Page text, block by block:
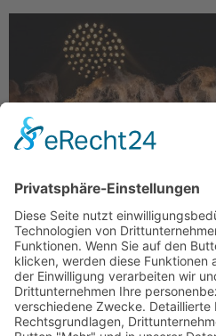
Das Theater Dortmund
September 2020, um 19.30
AUFTAKT 2020 – WIR
2020/2021. Die Sparten
Philharmoniker bieten ein